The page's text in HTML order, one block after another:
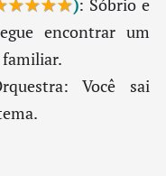
): Sóbrio e
encontrar um
Você sai